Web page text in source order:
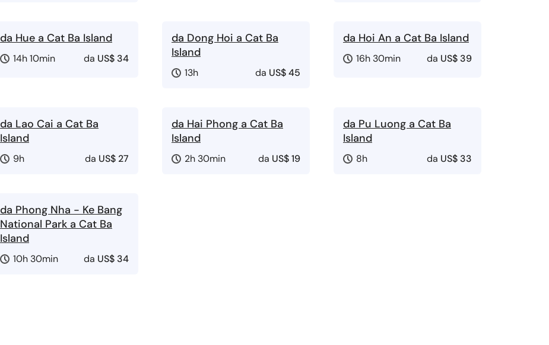
da Hue a Cat Ba Island
14h 10min da US$ 34
da Dong Hoi a Cat Ba
Island
13h da US$ 45
da Hoi An a Cat Ba Island
16h 30min da US$ 39
da Lao Cai a Cat Ba
Island
9h da US$ 27
da Hai Phong a Cat Ba
Island
2h 30min da US$ 19
da Pu Luong a Cat Ba
Island
8h da US$ 33
da Phong Nha - Ke Bang
National Park a Cat Ba
Island
10h 30min da US$ 34